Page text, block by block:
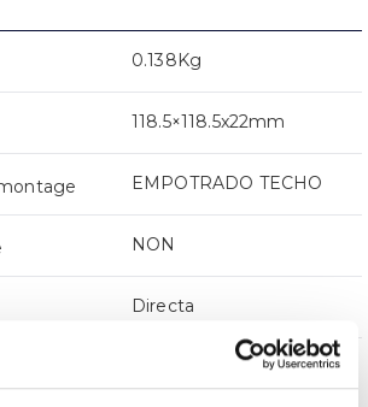
0.138Kg
118.5×118.5x22mm
EMPOTRADO TECHO
NON
Directa